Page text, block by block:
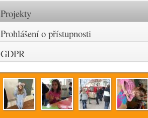
Projekty
Prohlášení o přístupnosti
GDPR